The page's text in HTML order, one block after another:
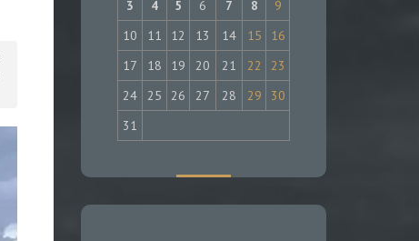
3
4 5 6 7 8
9
10
11 12 13 14 15
16
17
18 19 20 21 22
23
24
25 26 27 28 29
30
31